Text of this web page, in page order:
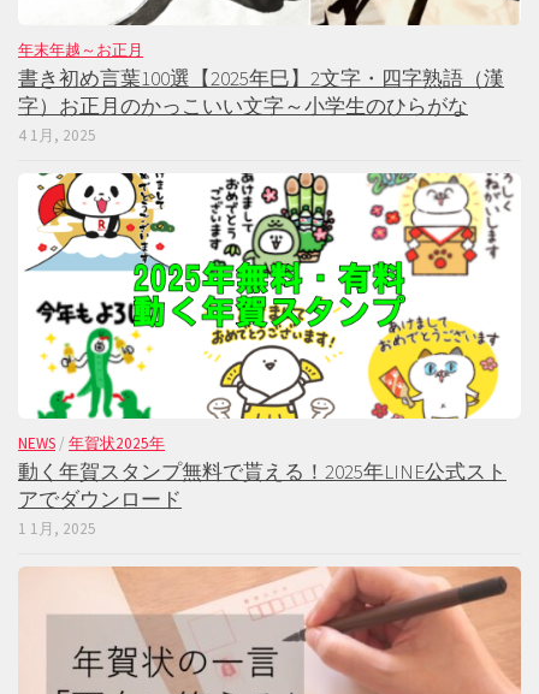
年末年越～お正月
書き初め言葉100選【2025年巳】2文字・四字熟語（漢
字）お正月のかっこいい文字～小学生のひらがな
4 1月, 2025
NEWS / 年賀状2025年
動く年賀スタンプ無料で貰える！2025年LINE公式スト
アでダウンロード
1 1月, 2025